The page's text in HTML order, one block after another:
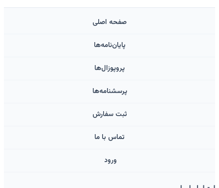
صفحه اصلی
پایان‌نامه‌ها
پروپوزال‌ها
پرسشنامه‌ها
ثبت سفارش
تماس با ما
ورود ‌